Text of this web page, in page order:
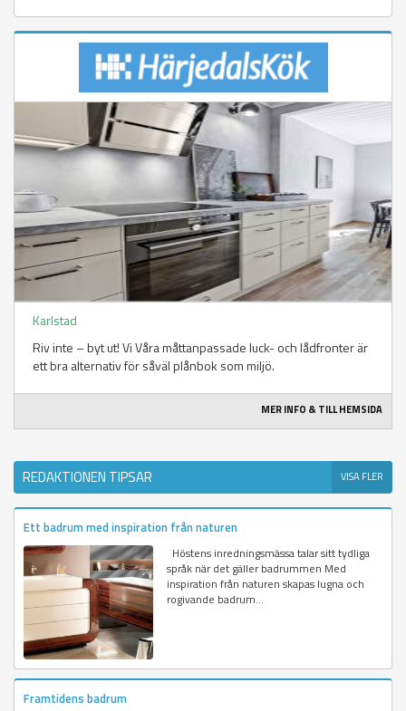
Karlstad
Riv inte – byt ut! Vi Våra måttanpassade luck- och lådfronter är
ett bra alternativ för såväl plånbok som miljö.
MER INFO & TILL HEMSIDA
REDAKTIONEN TIPSAR VISA FLER
Ett badrum med inspiration från naturen
Höstens inredningsmässa talar sitt tydliga
språk när det gäller badrummen Med
inspiration från naturen skapas lugna och
rogivande badrum...
Framtidens badrum